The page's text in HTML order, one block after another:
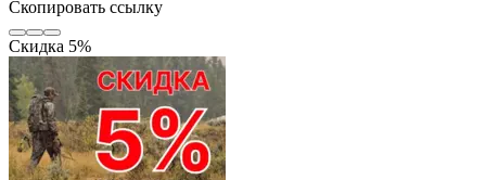
Скопировать ссылку
Скидка 5%